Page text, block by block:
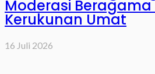
Moderasi
Kerukunan Umat
16 Juli 2026